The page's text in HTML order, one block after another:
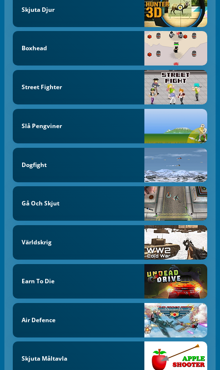
Skjuta Djur
Boxhead
Street Fighter
Slå Pengviner
Dogfight
Gå Och Skjut
Världskrig
Earn To Die
Air Defence
Skjuta Måltavla